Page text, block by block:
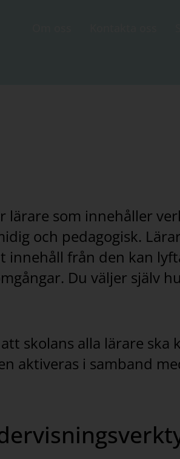
som innehåller
och pedagogisk.
innehåll från den kan
Du väljer själv
skolans alla lärare ska
aktiveras i samband